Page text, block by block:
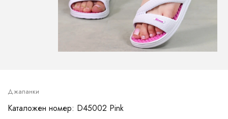
Джапанки
Каталожен номер: D45002 Pink